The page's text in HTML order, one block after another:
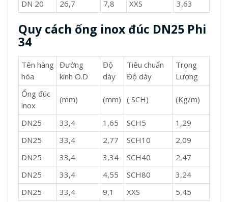
DN 20
26,7 7,8 XXS 3,63
Quy cách ống inox đúc DN25 Phi
34
Tên hàng
hóa
Đường
kính O.D
Độ
dày
Tiêu chuẩn
Độ dày
Trọng
Lượng
Ống đúc
inox
(mm) (mm) ( SCH) (Kg/m)
DN25 33,4 1,65 SCH5
1,29
DN25
33,4 2,77 SCH10
2,09
DN25
33,4 3,34 SCH40
2,47
DN25
33,4 4,55 SCH80
3,24
DN25
33,4 9,1 XXS 5,45